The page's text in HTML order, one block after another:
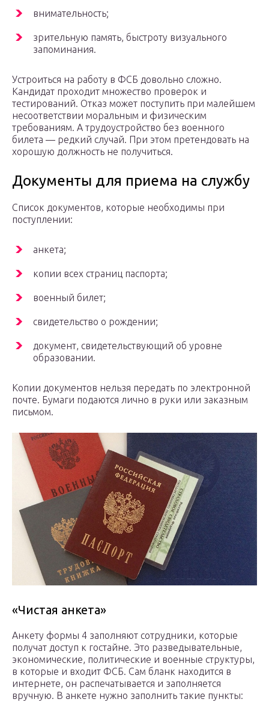
внимательность;
зрительную память, быстроту визуального
запоминания.
Устроиться на работу в ФСБ довольно сложно.
Кандидат проходит множество проверок и
тестирований. Отказ может поступить при малейшем
несоответствии моральным и физическим
требованиям. А трудоустройство без военного
билета — редкий случай. При этом претендовать на
хорошую должность не получиться.
Документы для приема на службу
Список документов, которые необходимы при
поступлении:
анкета;
копии всех страниц паспорта;
военный билет;
свидетельство о рождении;
документ, свидетельствующий об уровне
образовании.
Копии документов нельзя передать по электронной
почте. Бумаги подаются лично в руки или заказным
письмом.
«Чистая анкета»
Анкету формы 4 заполняют сотрудники, которые
получат доступ к гостайне. Это разведывательные,
экономические, политические и военные структуры,
в которые и входит ФСБ. Сам бланк находится в
интернете, он распечатывается и заполняется
вручную. В анкете нужно заполнить такие пункты: